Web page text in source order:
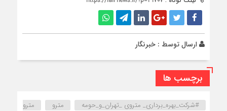
ارسال توسط : خبرنگار
برچسب ها
#شرکت_بهره_برداری_ متروی _تهران_و_حومه مترو
مترو